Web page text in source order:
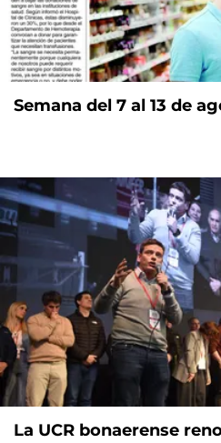
Semana del 7 al 13 de
La UCR bonaerense